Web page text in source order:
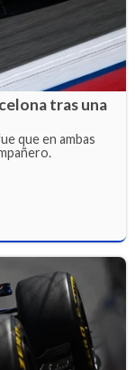
tras una
que en ambas